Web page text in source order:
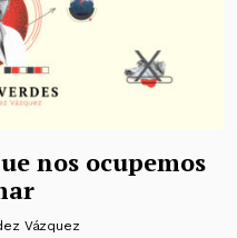
nos ocupemos
Vázquez